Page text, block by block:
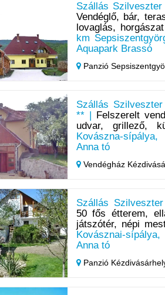
Szállás Szilveszter
Vendéglő, bár,
lovaglás, horgászat
km
Aquapark Brassó
Panzió
Szállás
** |
Felszerelt
udvar, grillező,
Kovászna-
Anna tó
Vendégház
Szállás
50 fős étterem,
játszótér, népi
Kovásznai-
Anna tó
Panzió